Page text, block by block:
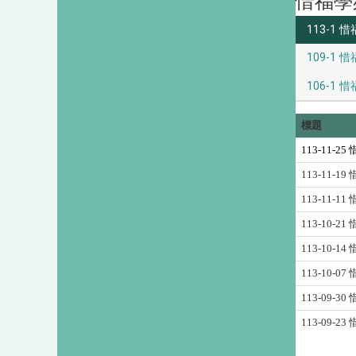
113-1 惜
109-1 惜
106-1 惜
標題
113-11-25
113-11-19
113-11-11
113-10-21
113-10-14
113-10-07
113-09-30
113-09-23